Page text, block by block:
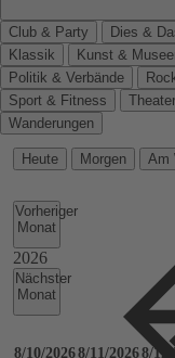
Club & Party Dies &
Klassik
Kunst &
Politik & Verbände
Sport & Fitness
Wanderungen
Heute Morgen Am
Vorheriger
Monat
Nächster
Monat